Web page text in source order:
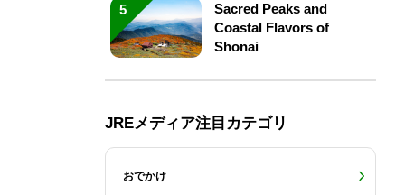
5
Sacred Peaks and
Coastal Flavors of
Shonai
JREメディア注目カテゴリ
おでかけ